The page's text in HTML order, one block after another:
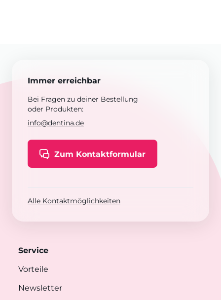
Immer erreichbar
Bei Fragen zu deiner Bestellung
oder Produkten:
info@dentina.de
Zum Kontaktformular
Alle Kontaktmöglichkeiten
Service
Vorteile
Newsletter